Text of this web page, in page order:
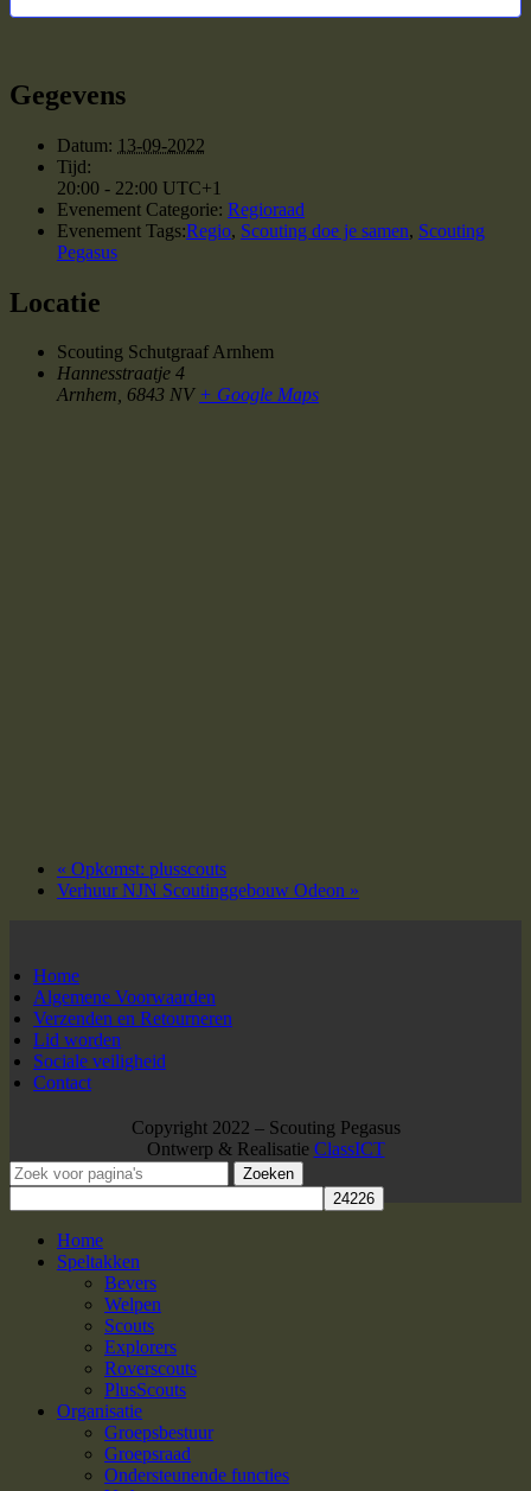
Gegevens
Datum: 13-09-2022
Tijd:
20:00 - 22:00 UTC+1
Evenement Categorie: Regioraad
Evenement Tags:Regio, Scouting doe je samen, Scouting
Pegasus
Locatie
Scouting Schutgraaf Arnhem
Hannesstraatje 4
Arnhem, 6843 NV + Google Maps
« Opkomst: plusscouts
Verhuur NJN Scoutinggebouw Odeon »
Home
Algemene Voorwaarden
Verzenden en Retourneren
Lid worden
Sociale veiligheid
Contact
Copyright 2022 – Scouting Pegasus
Ontwerp & Realisatie ClassICT
Zoeken
Home
Speltakken
Bevers
Welpen
Scouts
Explorers
Roverscouts
PlusScouts
Organisatie
Groepsbestuur
Groepsraad
Ondersteunende functies